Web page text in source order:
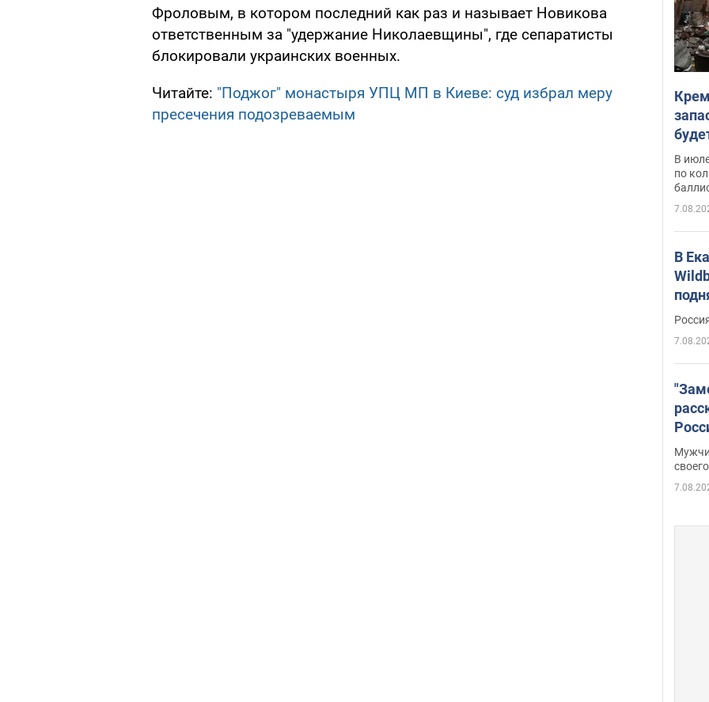
Фроловым, в котором последний как раз и называет Новикова
ответственным за "удержание Николаевщины", где сепаратисты
блокировали украинских военных.
Читайте: "Поджог" монастыря УПЦ МП в Киеве: суд избрал меру
пресечения подозреваемым
В
по
В
Фото